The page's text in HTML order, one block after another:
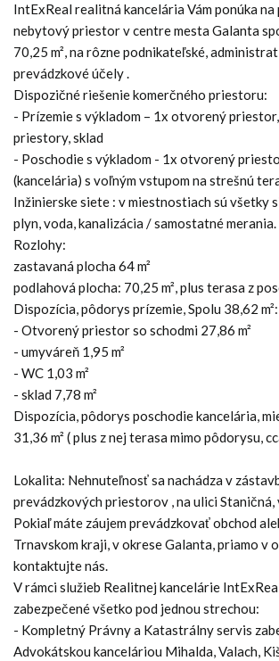
IntExReal realitná kancelária Vám ponúka
nebytový priestor v centre mesta Galanta
70,25 m², na rôzne podnikateľské,
prevádzkové účely .
Dispozičné riešenie komerčného priestoru:
- Prízemie s výkladom – 1x otvorený
priestory, sklad
- Poschodie s výkladom - 1x otvorený
(kancelária) s voľným vstupom na strešnú
Inžinierske siete : v miestnostiach sú všetky
plyn, voda, kanalizácia / samostatné merania.
Rozlohy:
zastavaná plocha 64 m²
podlahová plocha: 70,25 m², plus terasa z
Dispozícia, pôdorys prízemie, Spolu 38,62 m²:
- Otvorený priestor so schodmi 27,86 m²
- umyváreň 1,95 m²
- WC 1,03 m²
- sklad 7,78 m²
Dispozícia, pôdorys poschodie kancelária,
31,36 m² ( plus z nej terasa mimo pôdorysu,
Lokalita: Nehnuteľnosť sa nachádza v
prevádzkových priestorov , na ulici Staničná,
Pokiaľ máte záujem prevádzkovať obchod
Trnavskom kraji, v okrese Galanta, priamo v
kontaktujte nás.
V rámci služieb Realitnej kancelárie
zabezpečené všetko pod jednou strechou:
- Kompletný Právny a Katastrálny servis
Advokátskou kanceláriou Mihalda, Valach,